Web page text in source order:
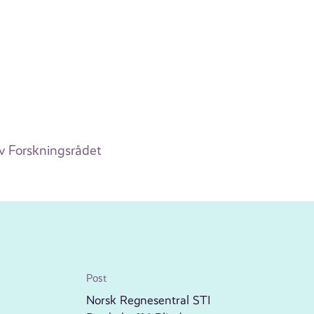
Forskningsrådet
Post
Norsk Regnesentral STI